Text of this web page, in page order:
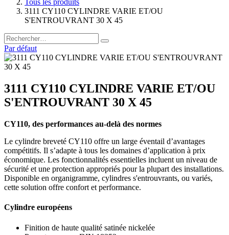
Tous les produits
3111 CY110 CYLINDRE VARIE ET/OU
S'ENTROUVRANT 30 X 45
Par défaut
3111 CY110 CYLINDRE VARIE ET/OU
S'ENTROUVRANT 30 X 45
CY110, des performances au-delà des normes
Le cylindre breveté CY110 offre un large éventail d’avantages
compétitifs. Il s’adapte à tous les domaines d’application à prix
économique. Les fonctionnalités essentielles incluent un niveau de
sécurité et une protection appropriés pour la plupart des installations.
Disponible en organigramme, cylindres s'entrouvrants, ou variés,
cette solution offre confort et performance.
Cylindre européens
Finition de haute qualité satinée nickelée